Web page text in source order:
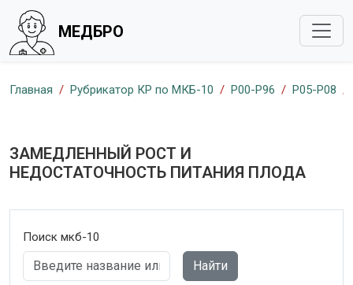
МЕДБРО
Главная Рубрикатор КР по МКБ-10 P00-P96 P05-P08
ЗАМЕДЛЕННЫЙ РОСТ И
НЕДОСТАТОЧНОСТЬ ПИТАНИЯ ПЛОДА
Поиск мкб-10
Найти